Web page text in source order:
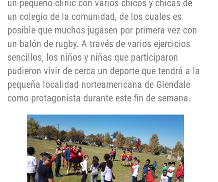
un pequeño clinic con varios chicos y chicas de
un colegio de la comunidad, de los cuales es
posible que muchos jugasen por primera vez con
un balón de rugby. A través de varios ejercicios
sencillos, los niños y niñas que participaron
pudieron vivir de cerca un deporte que tendrá a la
pequeña localidad norteamericana de Glendale
como protagonista durante este fin de semana.